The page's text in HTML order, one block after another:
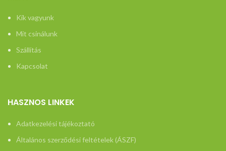
Kik vagyunk
Mit csinálunk
Szállítás
Kapcsolat
HASZNOS LINKEK
Adatkezelési tájékoztató
Általános szerződési feltételek (ÁSZF)